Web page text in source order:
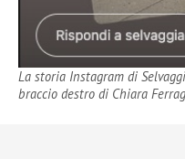
La storia Instagram di
braccio destro di Chiara